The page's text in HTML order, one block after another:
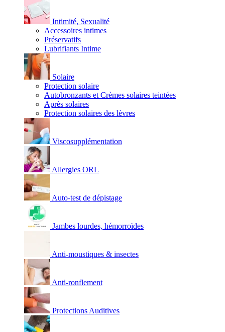
Intimité, Sexualité
Accessoires intimes
Préservatifs
Lubrifiants Intime
Solaire
Protection solaire
Autobronzants et Crèmes solaires teintées
Après solaires
Protection solaires des lèvres
Viscosupplémentation
Allergies ORL
Auto-test de dépistage
Jambes lourdes, hémorroïdes
Anti-moustiques & insectes
Anti-ronflement
Protections Auditives